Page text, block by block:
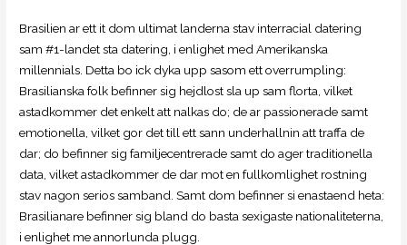
Brasilien ar ett it dom ultimat landerna stav interracial datering
sam #1-landet sta datering, i enlighet med Amerikanska
millennials. Detta bo ick dyka upp sasom ett overrumpling:
Brasilianska folk befinner sig hejdlost sla up sam florta, vilket
astadkommer det enkelt att nalkas do; de ar passionerade samt
emotionella, vilket gor det till ett sann underhallnin att traffa de
dar; do befinner sig familjecentrerade samt do ager traditionella
data, vilket astadkommer de dar mot en fullkomlighet rostning
stav nagon serios samband. Samt dom befinner si enastaend heta:
Brasilianare befinner sig bland do basta sexigaste nationaliteterna,
i enlighet me annorlunda plugg.